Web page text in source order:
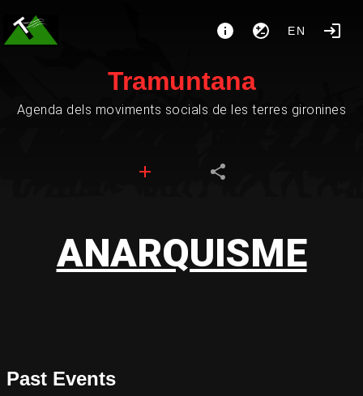
EN
Tramuntana
Agenda dels moviments socials de les terres gironines
ANARQUISME
Past Events